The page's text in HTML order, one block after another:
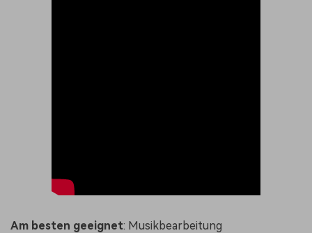
Am besten geeignet: Musikbearbeitung